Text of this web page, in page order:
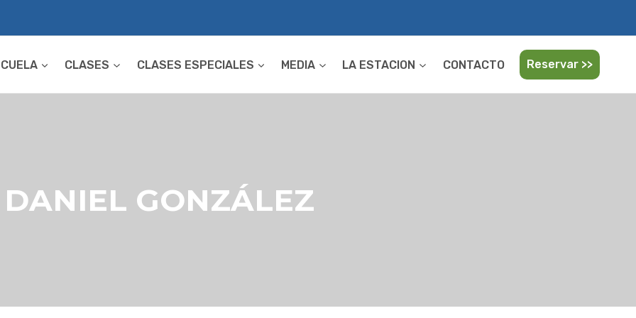
CLASES CLASES ESPECIALES MEDIA LA ESTACION CONTACTO Reservar >>
DANIEL GONZÁLEZ